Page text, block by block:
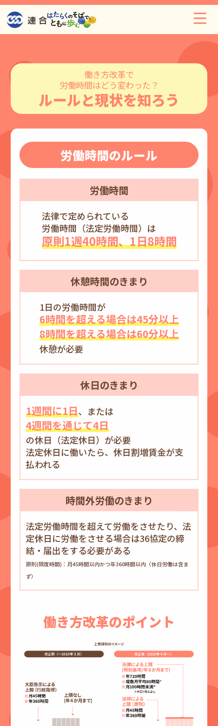
働き方改革で
労働時間はどう変わった？
ルールと現状を知ろう
労働時間のルール
労働時間
法律で定められている
労働時間（法定労働時間）は
原則1週40時間、1日8時間
休憩時間のきまり
1日の労働時間が
6時間を超える場合は45分以上
8時間を超える場合は60分以上
休憩が必要
休日のきまり
1週間に1日、または
4週間を通じて4日
の休日（法定休日）が必要
法定休日に働いたら、休日割増賃金が支
払われる
時間外労働のきまり
法定労働時間を超えて労働をさせたり、法
定休日に労働をさせる場合は36協定の締
結・届出をする必要がある
原則(限度時間)：月45時間以内かつ年360時間以内（休日労働は含ま
ず）
働き方改革のポイント